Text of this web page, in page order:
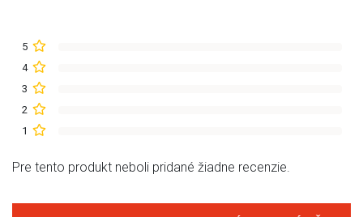
5
4
3
2
1
Pre tento produkt neboli pridané žiadne recenzie.